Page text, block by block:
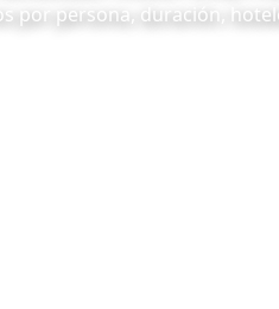
por persona, duración,